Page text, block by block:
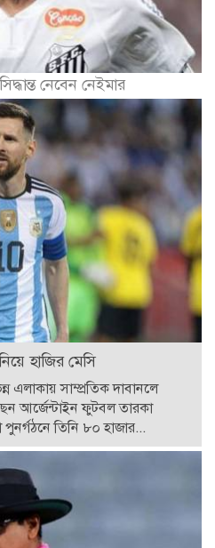
নেবেন নেইমার
হাজির মেসি
এলাকায় সাম্প্রতিক দাবানলে
আর্জেন্টাইন ফুটবল তারকা
পুনর্গঠনে তিনি ৮০ হাজার...